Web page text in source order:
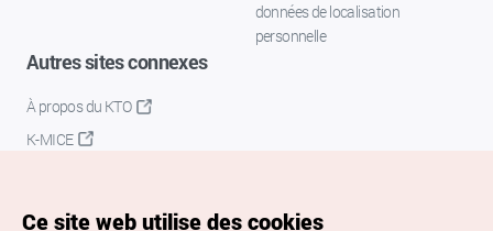
données de localisation
personnelle
Autres sites connexes
À propos du KTO
K-MICE
Ce site web utilise des cookies